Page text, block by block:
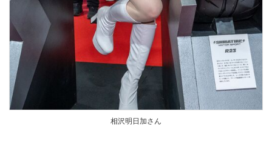
相沢明日加さん